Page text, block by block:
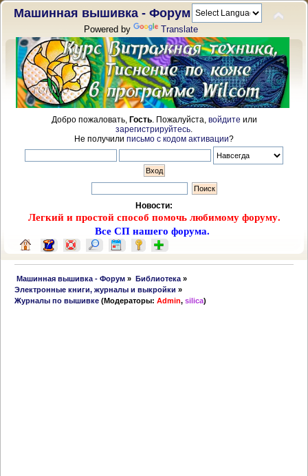
Машинная вышивка - Форум
Powered by Translate
Добро пожаловать, Гость. Пожалуйста, войдите или
зарегистрируйтесь
Не получили письмо с кодом активации?
Новости:
Легкий и простой способ помочь любимому форуму.
Все СП нашего форума.
Машинная вышивка - Форум » Библиотека»
Электронные книги, журналы и выкройки »
Журналы по вышивке (Модераторы:Admin,silica)